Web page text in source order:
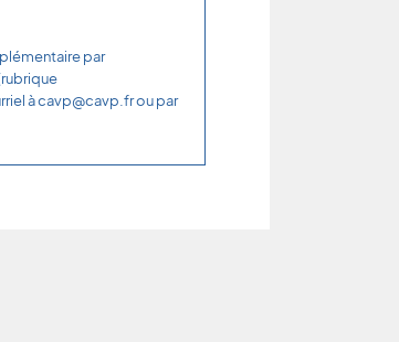
par
à cavp@cavp.fr ou par